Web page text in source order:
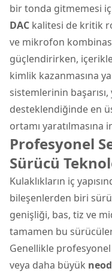
bir tonda gitmemesi
DAC kalitesi de kritik
ve mikrofon
güçlendirirken,
kimlik kazanmasına
sistemlerinin başarısı,
desteklendiğinde en
ortamı yaratılmasına
Profesyonel
Sürücü
Kulaklıkların iç
bileşenlerden biri
genişliği, bas, tiz ve
tamamen bu
Genellikle
veya daha büyük